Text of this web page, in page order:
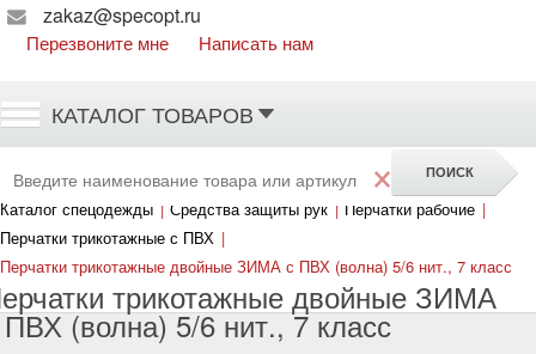
zakaz@specopt.ru
Перезвоните мне Написать нам
КАТАЛОГ ТОВАРОВ
×
Каталог спецодежды | Средства защиты рук | Перчатки рабочие |
Перчатки трикотажные с ПВХ |
Перчатки трикотажные двойные ЗИМА с ПВХ (волна) 5/6 нит., 7 класс
трикотажные двойные ЗИМА
(волна) 5/6 нит., 7 класс